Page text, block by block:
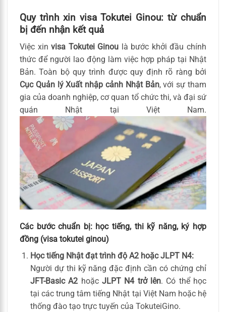
Quy trình xin visa Tokutei Ginou: từ chuẩn
bị đến nhận kết quả
Việc xinvisa Tokutei Ginou là bước khởi đầu chính
thức để người lao động làm việc hợp pháp tại Nhật
Bản. Toàn bộ quy trình được quy định rõ ràng bởi
Cục Quản lý Xuất nhập cảnh Nhật Bản, với sự tham
gia của doanh nghiệp, cơ quan tổ chức thi, và đại sứ
quán Nhật tại Việt Nam.
Các bước chuẩn bị: học tiếng, thi kỹ năng, ký hợp
đồng (visa tokutei ginou)
Học tiếng Nhật đạt trình độ A2 hoặc JLPT N4:
Người dự thi kỹ năng đặc định cần có chứng chỉ
JFT-Basic A2 hoặc JLPT N4 trở lên. Có thể học
tại các trung tâm tiếng Nhật tại Việt Nam hoặc hệ
thống đào tạo trực tuyến của TokuteiGino.